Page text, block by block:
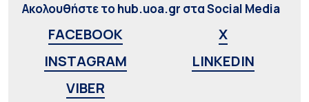
Ακολουθήστε το hub.uoa.gr στα Social Media
FACEBOOK
X
INSTAGRAM
LINKEDIN
VIBER